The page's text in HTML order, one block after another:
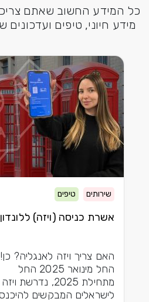
כל המידע החשוב שאתם
מידע חיוני, טיפים
שירותים טיפים
אשרת כניסה (ויזה) ללונדון
האם צריך ויזה לאנגליה? כן!
החל מינואר 2025 החל
מתחילת 2025, נדרשת ויזה
לישראלים המבקשים